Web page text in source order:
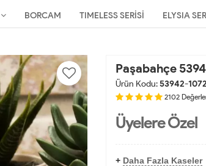
BORCAM TIMELESS SERISI ELYSIA
Paşabahçe
Ürün Kodu:53942-
2102
Üyelere Özel
+ Daha Fazla Kaseler